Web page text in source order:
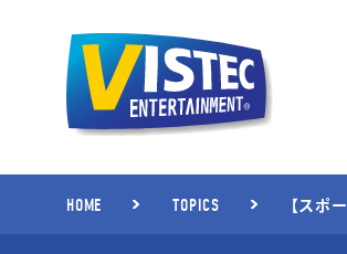
HOME TOPICS 【スポ